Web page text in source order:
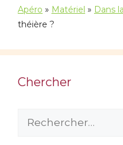
Apéro » Matériel » Dans
théière ?
Chercher